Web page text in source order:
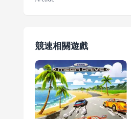
競速相關遊戲